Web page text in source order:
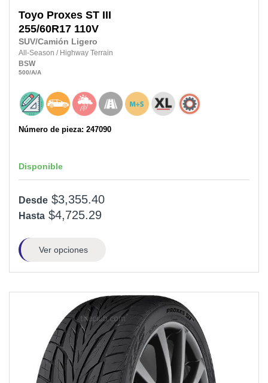
Toyo Proxes ST III
255/60R17 110V
SUV/Camión Ligero
All-Season / Highway Terrain
BSW
500/A/A
Número de pieza: 247090
Disponible
Desde $3,355.40
Hasta $4,725.29
Ver opciones